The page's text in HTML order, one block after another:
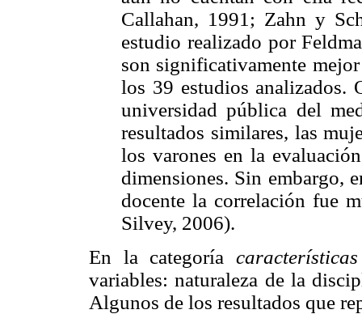
Callahan, 1991; Zahn y
estudio realizado por
son significativamente
los 39 estudios analizados.
universidad pública del
resultados similares, las
los varones en la
dimensiones. Sin embargo,
docente la correlación fue
Silvey, 2006).
En la categoría
variables: naturaleza de la
Algunos de los resultados que